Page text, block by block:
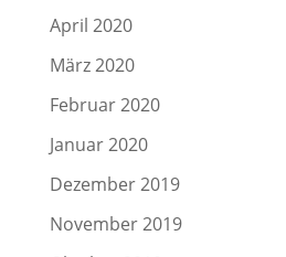
April 2020
März 2020
Februar 2020
Januar 2020
Dezember 2019
November 2019